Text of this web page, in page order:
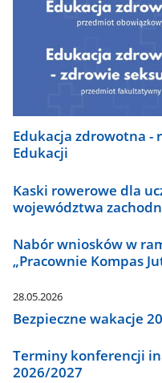
Edukacja zdrowotna -
Edukacji
Kaski rowerowe dla
województwa
Nabór wniosków w
„Pracownie Kompas
28.05.2026
Bezpieczne wakacje
Terminy konferencji
2026/2027